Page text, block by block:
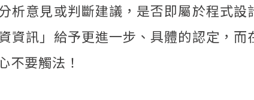
析意見或判斷建議，是否即屬於程式
資訊」給予更進一步、具體的認定，
不要觸法！